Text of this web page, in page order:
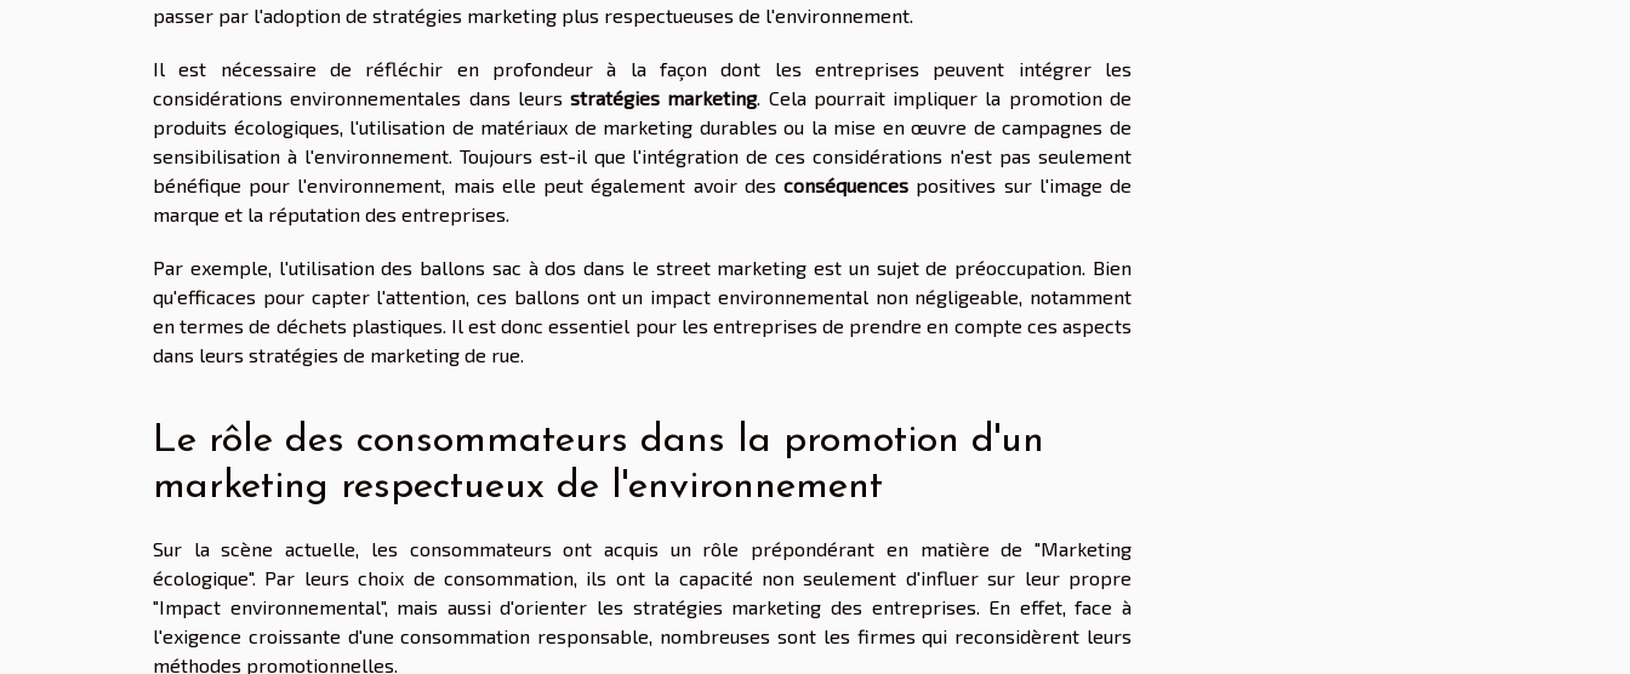
passer par l'adoption de stratégies marketing plus respectueuses de l'environnement.
Il est nécessaire de réfléchir en profondeur à la façon dont les entreprises peuvent intégrer les
considérations environnementales dans leursstratégies marketing. Cela pourrait impliquer la promotion de
produits écologiques, l'utilisation de matériaux de marketing durables ou la mise en œuvre de campagnes de
sensibilisation à l'environnement. Toujours est-il que l'intégration de ces considérations n'est pas seulement
bénéfique pour l'environnement, mais elle peut également avoir desconséquences positives sur l'image de
marque et la réputation des entreprises.
Par exemple, l'utilisation des ballons sac à dos dans le street marketing est un sujet de préoccupation. Bien
qu'efficaces pour capter l'attention, ces ballons ont un impact environnemental non négligeable, notamment
en termes de déchets plastiques. Il est donc essentiel pour les entreprises de prendre en compte ces aspects
dans leurs stratégies de marketing de rue.
Le rôle des consommateurs dans la promotion d'un
marketing respectueux de l'environnement
Sur la scène actuelle, les consommateurs ont acquis un rôle prépondérant en matière de "Marketing
écologique". Par leurs choix de consommation, ils ont la capacité non seulement d'influer sur leur propre
"Impact environnemental", mais aussi d'orienter les stratégies marketing des entreprises. En effet, face à
l'exigence croissante d'une consommation responsable, nombreuses sont les firmes qui reconsidèrent leurs
méthodes promotionnelles.